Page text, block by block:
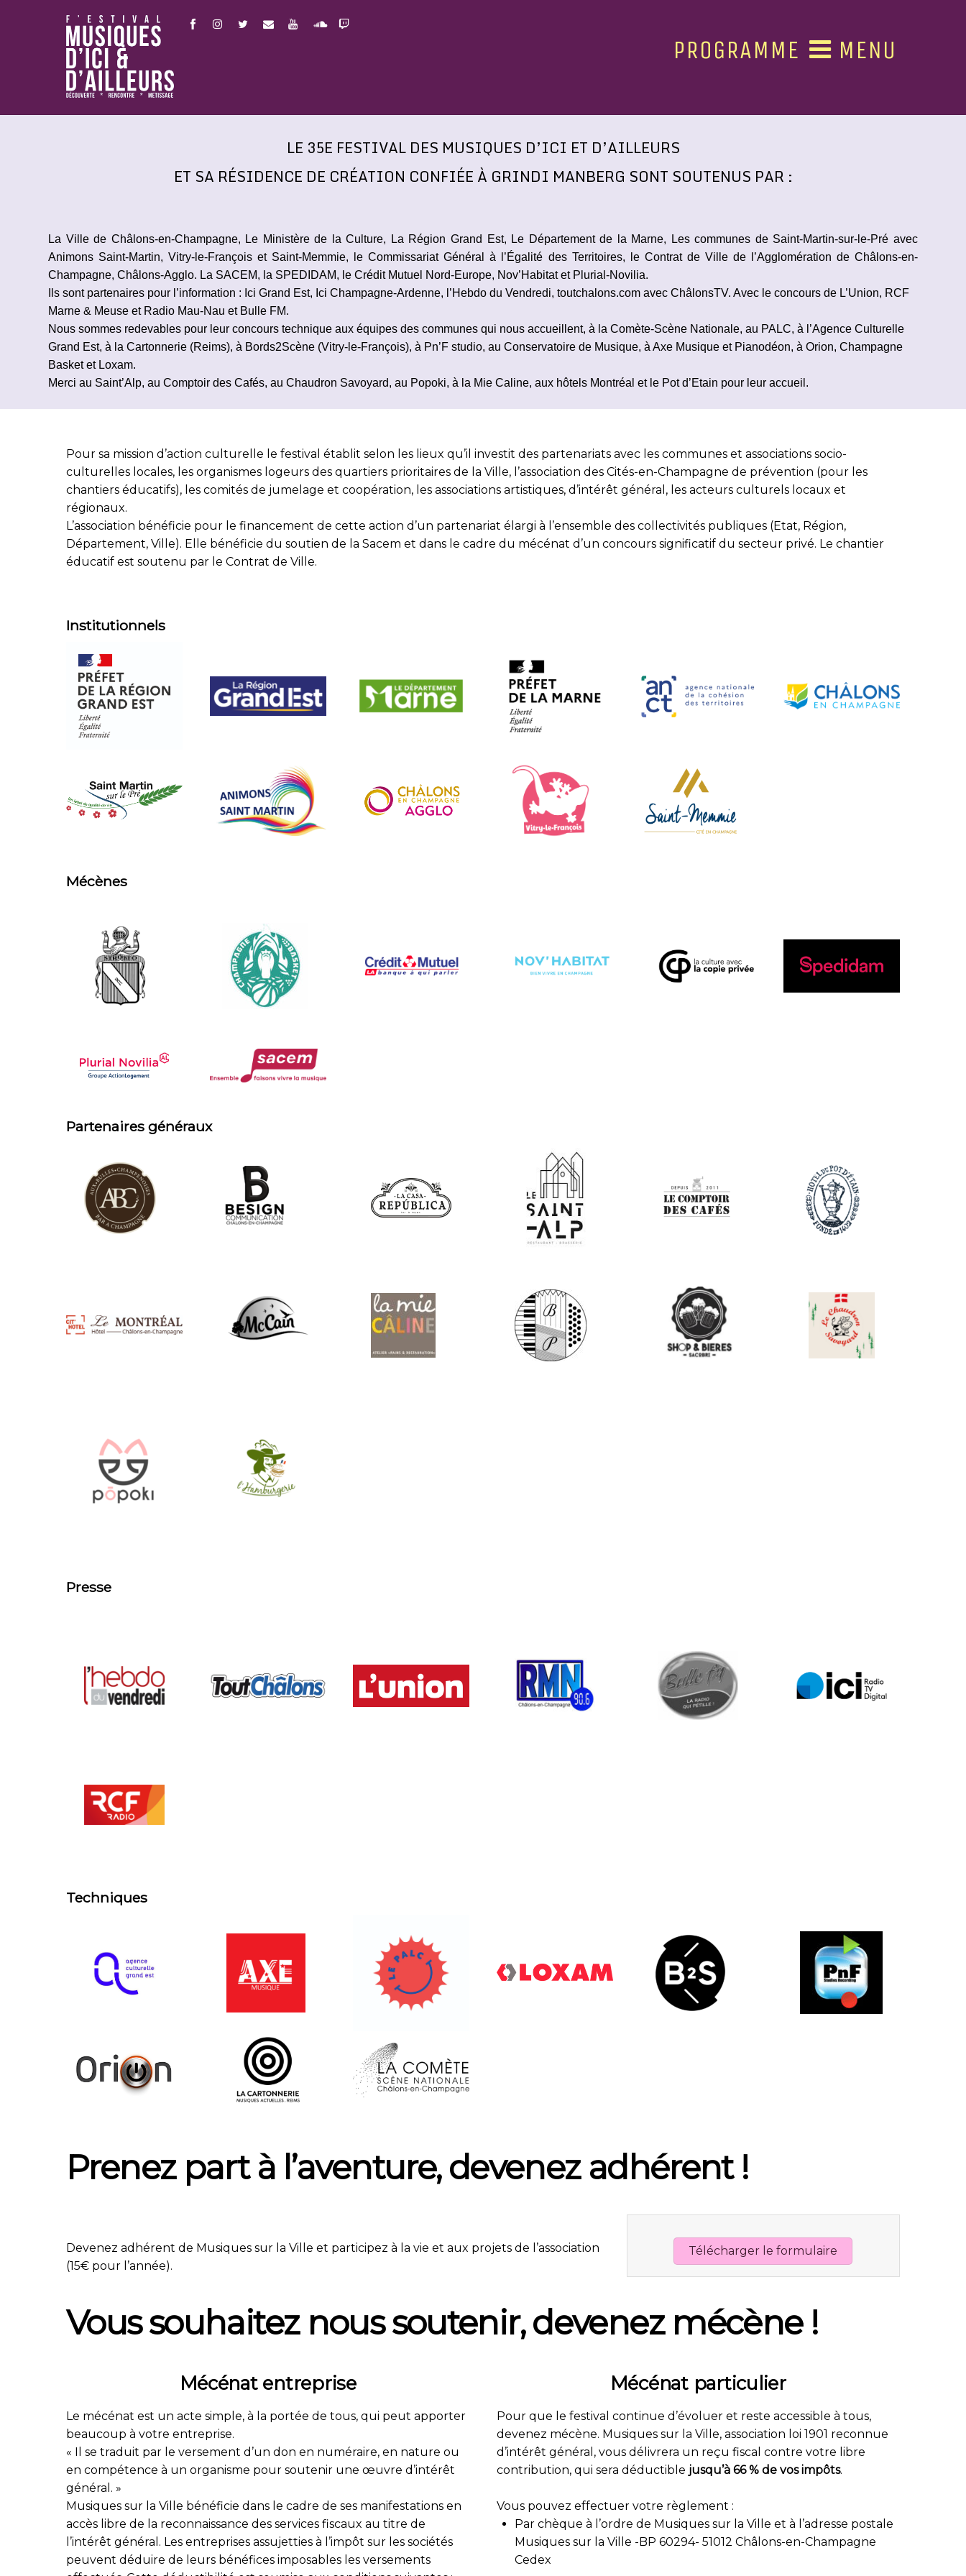
PROGRAMME MENU
LE 35E FESTIVAL DES MUSIQUES D’ICI ET D’AILLEURS
ET SA RÉSIDENCE DE CRÉATION CONFIÉE À GRINDI MANBERG SONT SOUTENUS PAR :
La Ville de Châlons-en-Champagne, Le Ministère de la Culture, La Région Grand Est, Le Département de la Marne, Les communes de Saint-Martin-sur-le-Pré avec
Animons Saint-Martin, Vitry-le-François et Saint-Memmie, le Commissariat Général à l’Égalité des Territoires, le Contrat de Ville de l’Agglomération de Châlons-en-
Champagne, Châlons-Agglo. La SACEM, la SPEDIDAM, le Crédit Mutuel Nord-Europe, Nov’Habitat et Plurial-Novilia.
Ils sont partenaires pour l’information : Ici Grand Est, Ici Champagne-Ardenne, l’Hebdo du Vendredi, toutchalons.com avec ChâlonsTV. Avec le concours de L’Union, RCF
Marne & Meuse et Radio Mau-Nau et Bulle FM.
Nous sommes redevables pour leur concours technique aux équipes des communes qui nous accueillent, à la Comète-Scène Nationale, au PALC,à l’Agence Culturelle
Grand Est,à la Cartonnerie (Reims), à Bords2Scène (Vitry-le-François), à Pn’F studio, au Conservatoire de Musique, à Axe Musiqueet Pianodéon,à Orion,Champagne
Basketet Loxam.
Merci au Saint’Alp, au Comptoir des Cafés, au Chaudron Savoyard, au Popoki, à la Mie Caline, aux hôtels Montréal et le Pot d’Etain pour leur accueil.
Pour sa mission d’action culturelle le festival établit selon les lieux qu’il investit des partenariats avec les communes et associations socio-
culturelles locales, les organismes logeurs des quartiers prioritaires de la Ville, l’association des Cités-en-Champagne de prévention (pour les
chantiers éducatifs), les comités de jumelage et coopération, les associations artistiques, d’intérêt général, les acteurs culturels locaux et
régionaux.
L’association bénéficie pour le financement de cette action d’un partenariat élargi à l’ensemble des collectivités publiques (Etat, Région,
Département, Ville). Elle bénéficie du soutien de la Sacem et dans le cadre du mécénat d’un concours significatif du secteur privé. Le chantier
éducatif est soutenu par le Contrat de Ville.
Institutionnels
Mécènes
Partenaires généraux
Presse
Techniques
Prenez part à l’aventure, devenez adhérent !
Devenez adhérent de Musiques sur la Ville et participez à la vie et aux projets de l’association
(15€ pour l’année).
Télécharger le formulaire
Vous souhaitez nous soutenir, devenez mécène !
Mécénat entreprise
Le mécénat est un acte simple, à la portée de tous, qui peut apporter
beaucoup à votre entreprise.
« Il se traduit par le versement d’un don en numéraire, en nature ou
en compétence à un organisme pour soutenir une œuvre d’intérêt
général. »
Musiques sur la Ville bénéficie dans le cadre de ses manifestations en
accès libre de la reconnaissance des services fiscaux au titre de
l’intérêt général. Les entreprises assujetties à l’impôt sur les sociétés
peuvent déduire de leurs bénéfices imposables les versements
Mécénat particulier
Pour que le festival continue d’évoluer et reste accessible à tous,
devenez mécène. Musiques sur la Ville, association loi 1901 reconnue
d’intérêt général, vous délivrera un reçu fiscal contre votre libre
contribution, qui sera déductible jusqu’à 66 % de vos impôts.
Vous pouvez effectuer votre règlement :
Par chèque à l’ordre de Musiques sur la Ville et à l’adresse postale
Musiques sur la Ville -BP 60294- 51012 Châlons-en-Champagne
Cedex